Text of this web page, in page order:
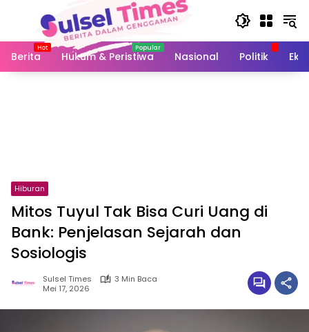
Berita
Hukum & Peristiwa Nasional Politik
Hiburan
Mitos Tuyul Tak Bisa Curi Uang di
Bank: Penjelasan Sejarah dan
Sosiologis
Sulsel Times
3 Min Baca
Mei 17, 2026